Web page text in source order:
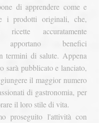
di apprendere come e
i prodotti originali, che,
accuratamente
apportano benefici
termini di salute. Appena
sarà pubblicato e lanciato,
il maggior numero
di gastronomia, per
il loro stile di vita.
proseguito l'attività con